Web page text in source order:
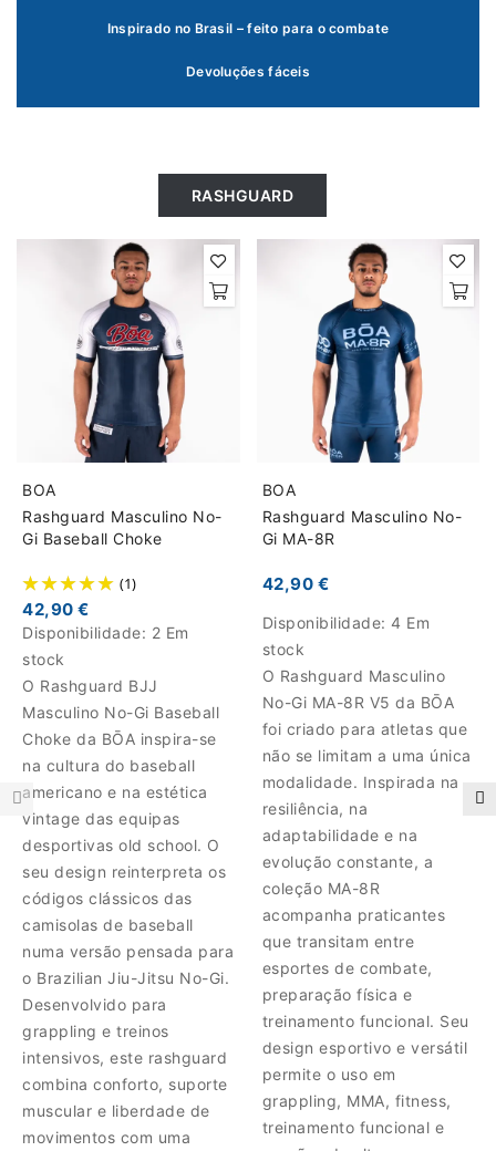
Inspirado no Brasil – feito para o combate
Devoluções fáceis
RASHGUARD
BOA
Rashguard Masculino No-
Gi Baseball Choke
(1)
42,90 €
Disponibilidade: 2 Em
stock
O Rashguard BJJ
Masculino No-Gi Baseball
Choke da BŌA inspira-se
na cultura do baseball
americano e na estética
vintage das equipas
desportivas old school. O
seu design reinterpreta os
códigos clássicos das
camisolas de baseball
numa versão pensada para
o Brazilian Jiu-Jitsu No-Gi.
Desenvolvido para
grappling e treinos
intensivos, este rashguard
combina conforto, suporte
muscular e liberdade de
movimentos com uma
BOA
Rashguard Masculino No-
Gi MA-8R
42,90 €
Disponibilidade: 4 Em
stock
O Rashguard Masculino
No-Gi MA-8R V5 da BŌA
foi criado para atletas que
não se limitam a uma única
modalidade. Inspirada na
resiliência, na
adaptabilidade e na
evolução constante, a
coleção MA-8R
acompanha praticantes
que transitam entre
esportes de combate,
preparação física e
treinamento funcional. Seu
design esportivo e versátil
permite o uso em
grappling, MMA, fitness,
treinamento funcional e